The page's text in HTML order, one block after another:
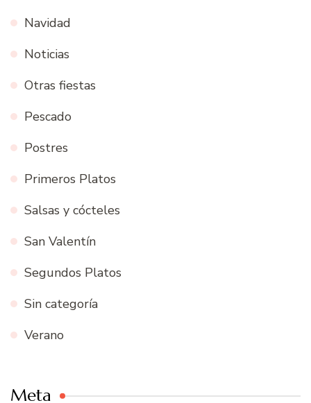
Navidad
Noticias
Otras fiestas
Pescado
Postres
Primeros Platos
Salsas y cócteles
San Valentín
Segundos Platos
Sin categoría
Verano
Meta